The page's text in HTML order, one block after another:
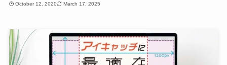
October 12, 2020 March 17, 2025